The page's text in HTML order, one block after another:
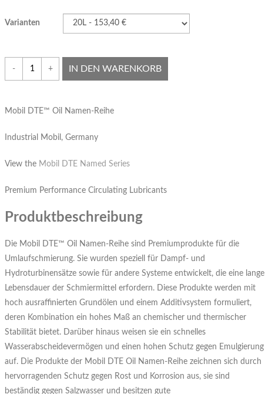
Varianten
- + IN DEN WARENKORB
Mobil DTE™ Oil Namen-Reihe
Industrial Mobil, Germany
View the Mobil DTE Named Series
Premium Performance Circulating Lubricants
Produktbeschreibung
Die Mobil DTE™ Oil Namen-Reihe sind Premiumprodukte für die
Umlaufschmierung. Sie wurden speziell für Dampf- und
Hydroturbinensätze sowie für andere Systeme entwickelt, die eine lange
Lebensdauer der Schmiermittel erfordern. Diese Produkte werden mit
hoch ausraffinierten Grundölen und einem Additivsystem formuliert,
deren Kombination ein hohes Maß an chemischer und thermischer
Stabilität bietet. Darüber hinaus weisen sie ein schnelles
Wasserabscheidevermögen und einen hohen Schutz gegen Emulgierung
auf. Die Produkte der Mobil DTE Oil Namen-Reihe zeichnen sich durch
hervorragenden Schutz gegen Rost und Korrosion aus, sie sind
beständig gegen Salzwasser und besitzen gute